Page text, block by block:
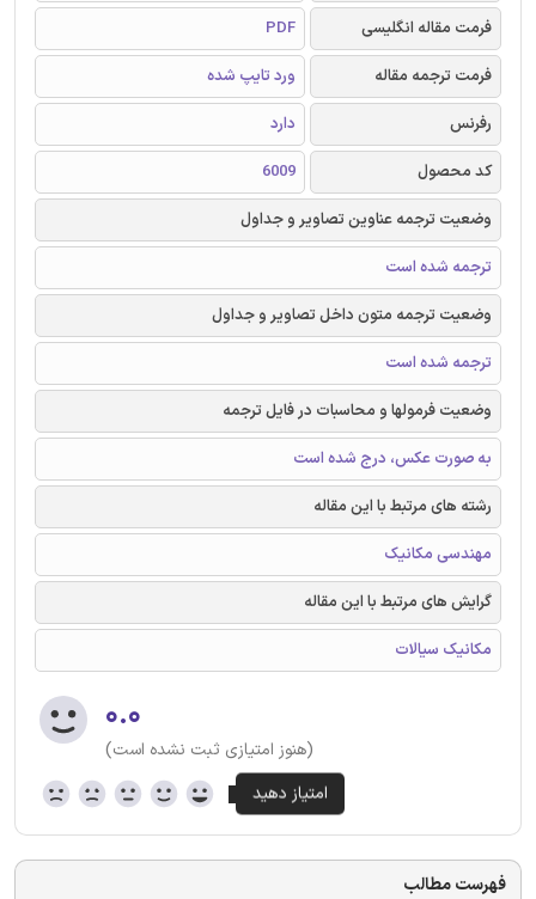
فرمت مقاله انگلیسی
PDF
فرمت ترجمه مقاله
ورد تایپ شده
رفرنس
دارد
کد محصول
6009
وضعیت ترجمه عناوین تصاویر و جداول
ترجمه شده است
وضعیت ترجمه متون داخل تصاویر و جداول
ترجمه شده است
وضعیت فرمولها و محاسبات در فایل ترجمه
به صورت عکس، درج شده است
رشته های مرتبط با این مقاله
مهندسی مکانیک
گرایش های مرتبط با این مقاله
مکانیک سیالات
۰.۰
(هنوز امتیازی ثبت نشده است)
فهرست مطالب